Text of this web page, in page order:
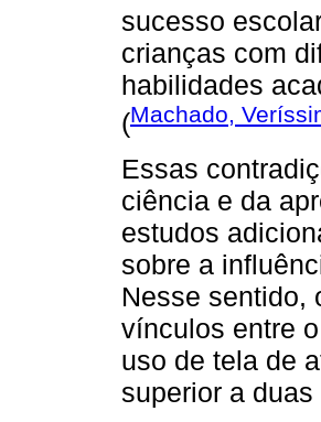
sucesso
crianças com
habilidades
(Machado,
Essas
ciência e da
estudos
sobre a
Nesse sentido,
vínculos entre
uso de tela de
superior a duas